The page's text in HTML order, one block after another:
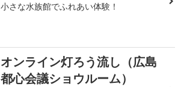
小さな水族館でふれあい体験！
オンライン灯ろう流し（広島
都心会議ショウルーム）